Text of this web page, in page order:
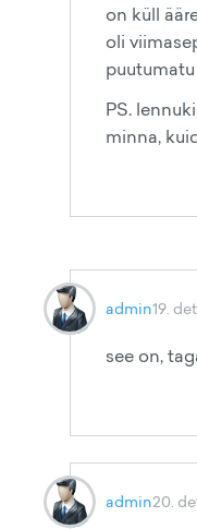
on küll
oli
PS.
minna,
admin19.
see on,
admin20.